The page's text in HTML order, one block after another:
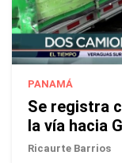
PANAMÁ
Se registra
la vía hacia
Ricaurte Barrios